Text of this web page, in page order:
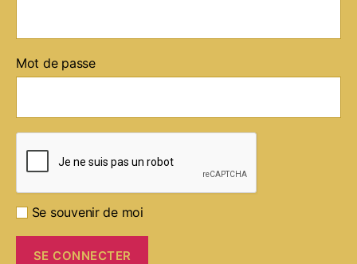
Mot de passe
Se souvenir de moi